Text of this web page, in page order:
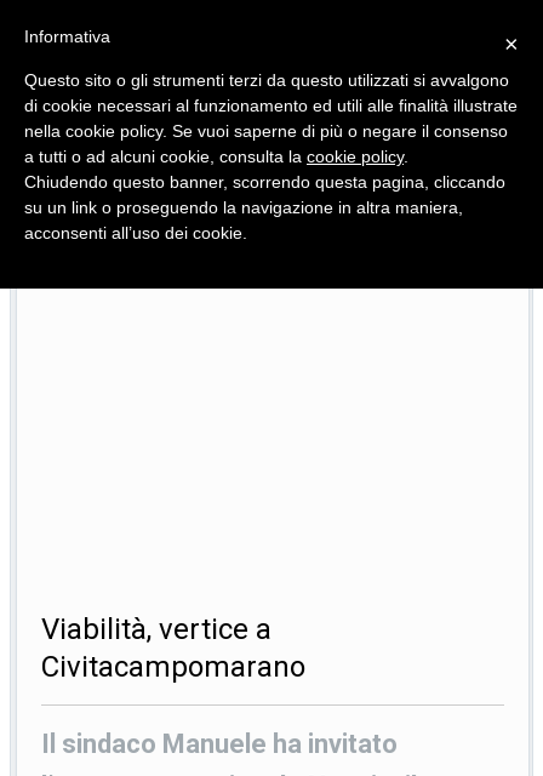
Quotidiano d'informazione distribuito in Molise con
Viabilità, vertice a
Civitacampomarano
Il sindaco Manuele ha invitato
×
Informativa
Questo sito o gli strumenti terzi da questo utilizzati si avvalgono
di cookie necessari al funzionamento ed utili alle finalità illustrate
nella cookie policy. Se vuoi saperne di più o negare il consenso
a tutti o ad alcuni cookie, consulta la cookie policy.
Chiudendo questo banner, scorrendo questa pagina, cliccando
su un link o proseguendo la navigazione in altra maniera,
acconsenti all’uso dei cookie.